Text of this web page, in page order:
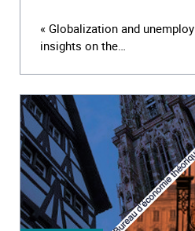
« Globalization and
insights on the…